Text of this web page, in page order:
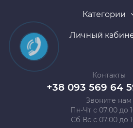
Категории
Личный
Контакты
+38 093 569 64
Звоните нам
Пн-Чт с 07:00 до
Сб-Вс с 07:00 до